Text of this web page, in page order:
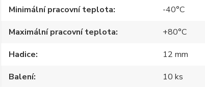
Minimální pracovní teplota
-40°C
Maximální pracovní teplota
+80°C
Hadice
12 mm
Balení
10 ks